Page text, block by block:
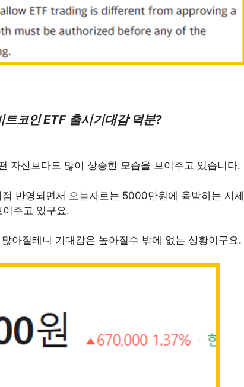
트코인 ETF 출시기대감 덕분?
자산보다도 많이 상승한 모습을 보여주고 있습니다.
반영되면서 오늘자로는 5000만원에 육박하는 시세
여주고 있구요.
아질테니 기대감은 높아질수 밖에 없는 상황이구요.